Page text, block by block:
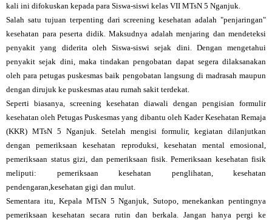
kali ini difokuskan kepada para Siswa-siswi kelas VII MTsN 5 Nganjuk.
Salah satu tujuan terpenting dari screening kesehatan adalah "penjaringan"
kesehatan para peserta didik. Maksudnya adalah menjaring dan mendeteksi
penyakit yang diderita oleh Siswa-siswi sejak dini. Dengan mengetahui
penyakit sejak dini, maka tindakan pengobatan dapat segera dilaksanakan
oleh para petugas puskesmas baik pengobatan langsung di madrasah maupun
dengan dirujuk ke puskesmas atau rumah sakit terdekat.
Seperti biasanya, screening kesehatan diawali dengan pengisian formulir
kesehatan oleh Petugas Puskesmas yang dibantu oleh Kader Kesehatan Remaja
(KKR) MTsN 5 Nganjuk. Setelah mengisi formulir, kegiatan dilanjutkan
dengan pemeriksaan kesehatan reproduksi, kesehatan mental emosional,
pemeriksaan status gizi, dan pemeriksaan fisik. Pemeriksaan kesehatan fisik
meliputi: pemeriksaan kesehatan penglihatan, kesehatan
pendengaran,kesehatan gigi dan mulut.
Sementara itu, Kepala MTsN 5 Nganjuk, Sutopo, menekankan pentingnya
pemeriksaan kesehatan secara rutin dan berkala. Jangan hanya pergi ke